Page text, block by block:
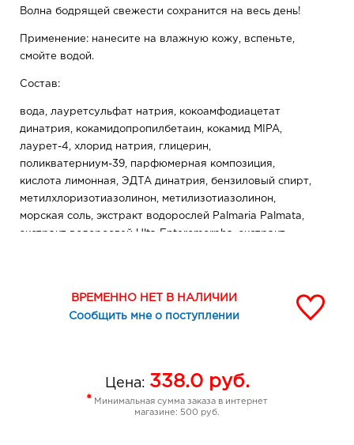
Волна бодрящей свежести сохранится на весь день!
Применение: нанесите на влажную кожу, вспеньте,
смойте водой.
Состав:
вода, лауретсульфат натрия, кокоамфодиацетат
динатрия, кокамидопропилбетаин, кокамид MIPA,
лаурет-4, хлорид натрия, глицерин,
поликватерниум-39, парфюмерная композиция,
кислота лимонная, ЭДТА динатрия, бензиловый спирт,
метилхлоризотиазолинон, метилизотиазолинон,
морская соль, экстракт водорослей Palmaria Palmata,
экстракт водорослей Ulta Enteromorpha, экстракт
краситель зелёный.
ВРЕМЕННО НЕТ В НАЛИЧИИ
Сообщить мне о поступлении
Цена: 338.0руб.
* Минимальная сумма заказа в интернет
магазине: 500 руб.